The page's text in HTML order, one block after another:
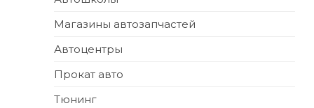
Магазины автозапчастей
Автоцентры
Прокат авто
Тюнинг